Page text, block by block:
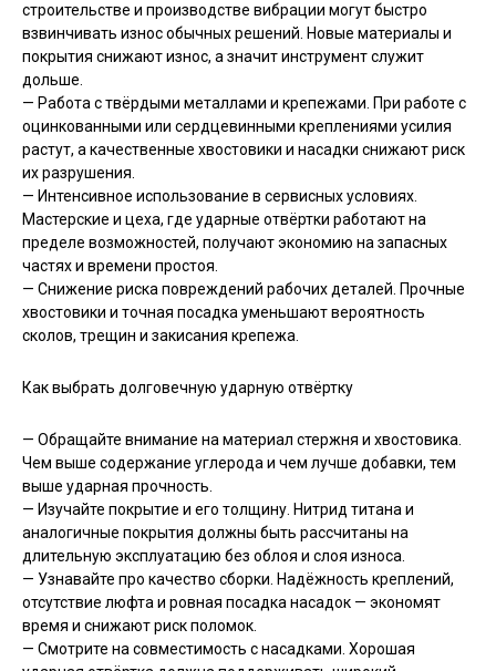
строительстве и производстве вибрации могут быстро
взвинчивать износ обычных решений. Новые материалы и
покрытия снижают износ, а значит инструмент служит
дольше.
— Работа с твёрдыми металлами и крепежами. При работе с
оцинкованными или сердцевинными креплениями усилия
растут, а качественные хвостовики и насадки снижают риск
их разрушения.
— Интенсивное использование в сервисных условиях.
Мастерские и цеха, где ударные отвёртки работают на
пределе возможностей, получают экономию на запасных
частях и времени простоя.
— Снижение риска повреждений рабочих деталей. Прочные
хвостовики и точная посадка уменьшают вероятность
сколов, трещин и закисания крепежа.
Как выбрать долговечную ударную отвёртку
— Обращайте внимание на материал стержня и хвостовика.
Чем выше содержание углерода и чем лучше добавки, тем
выше ударная прочность.
— Изучайте покрытие и его толщину. Нитрид титана и
аналогичные покрытия должны быть рассчитаны на
длительную эксплуатацию без облоя и слоя износа.
— Узнавайте про качество сборки. Надёжность креплений,
отсутствие люфта и ровная посадка насадок — экономят
время и снижают риск поломок.
— Смотрите на совместимость с насадками. Хорошая